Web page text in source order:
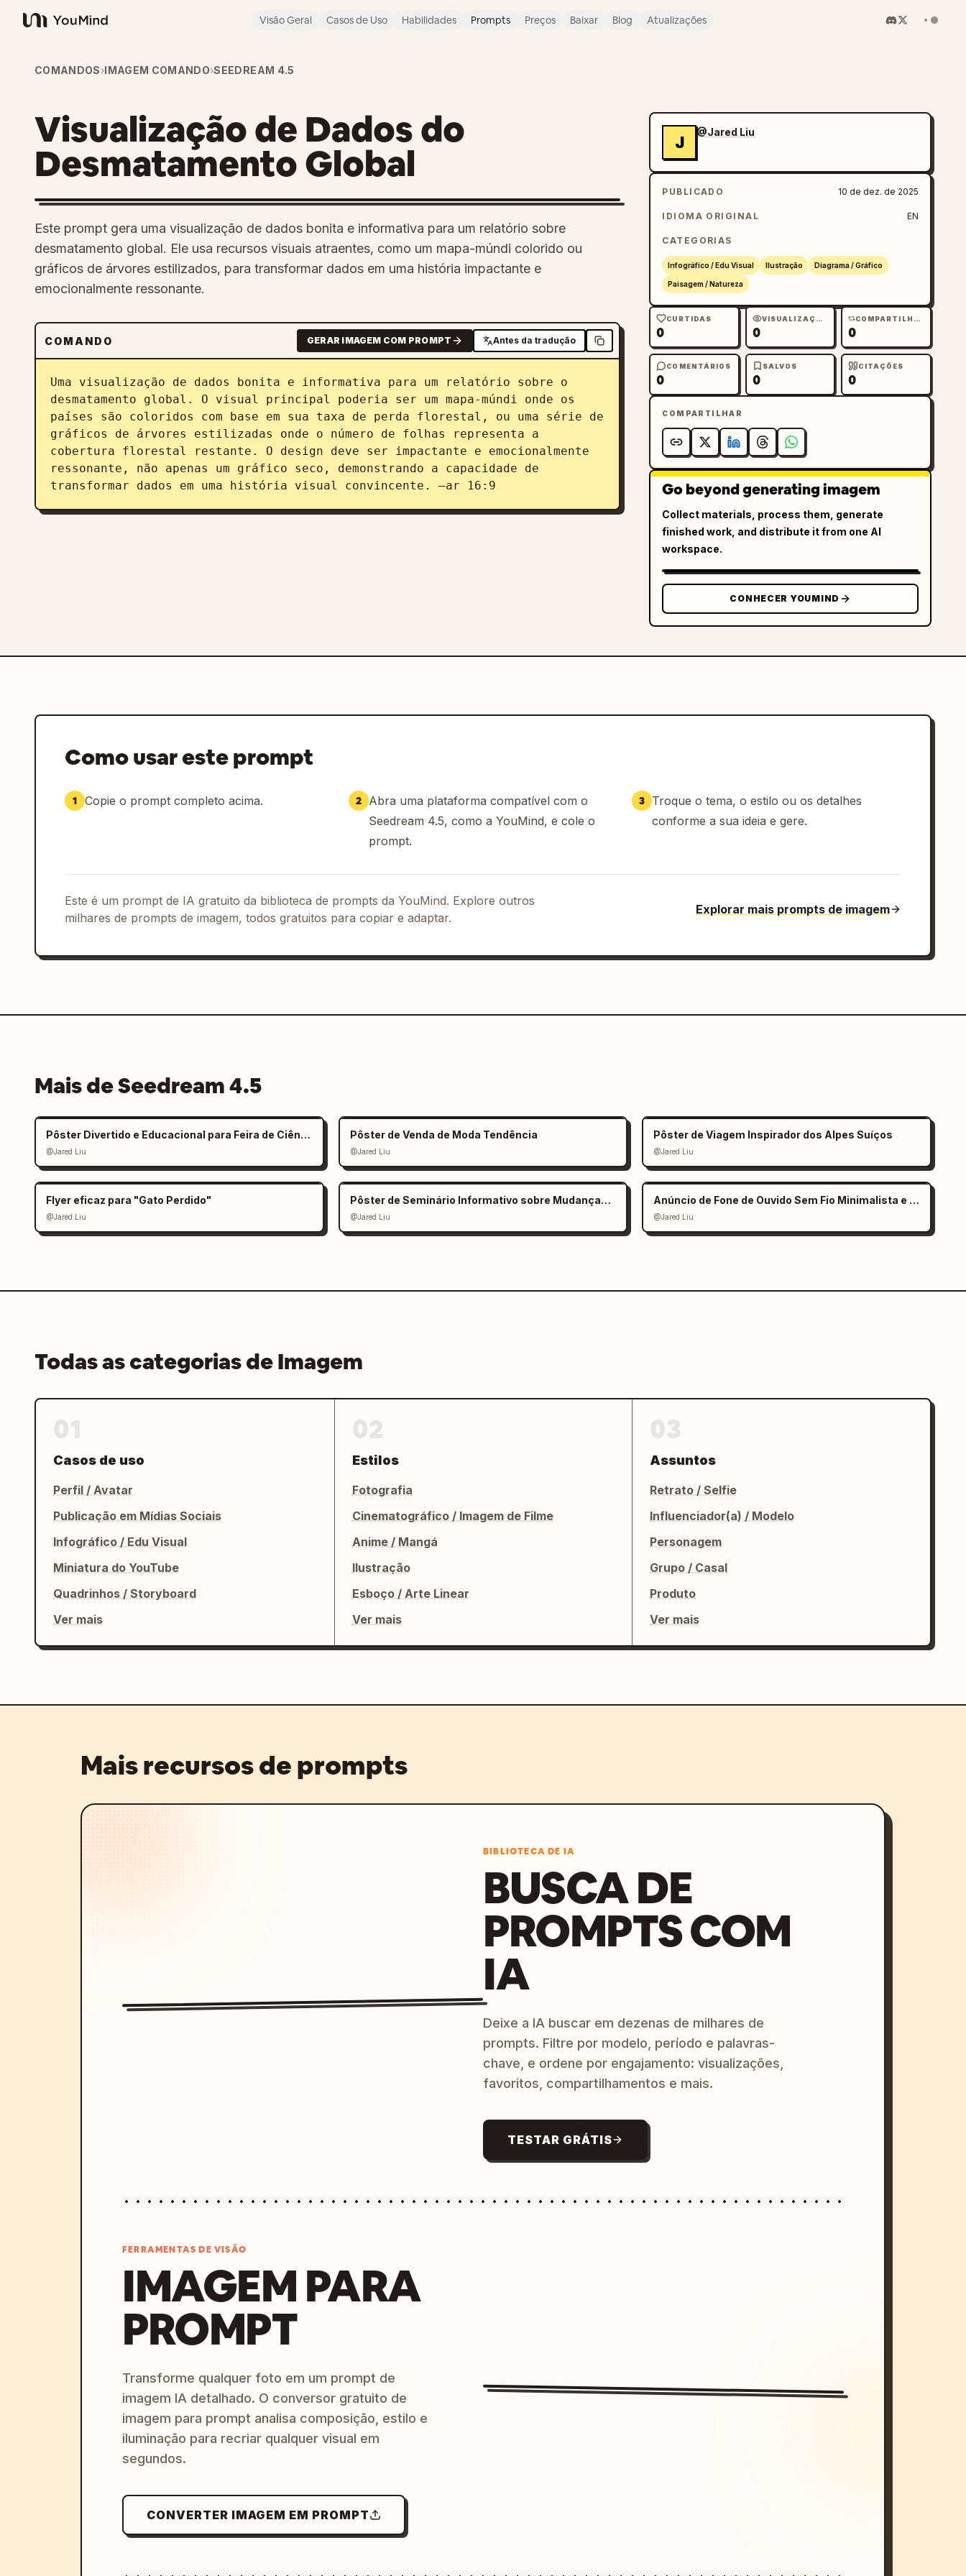
YouMind
Visão Geral Casos de Uso Habilidades Prompts Preços Baixar Blog Atualizações
COMANDOS›IMAGEM COMANDO›SEEDREAM 4.5
Visualização de Dados do
Desmatamento Global
Este prompt gera uma visualização de dados bonita e informativa para um relatório sobre
desmatamento global. Ele usa recursos visuais atraentes, como um mapa-múndi colorido ou
gráficos de árvores estilizados, para transformar dados em uma história impactante e
emocionalmente ressonante.
COMANDO GERAR IMAGEM COM PROMPT Antes da tradução
Uma visualização de dados bonita e informativa para um relatório sobre o
desmatamento global. O visual principal poderia ser um mapa-múndi onde os
países são coloridos com base em sua taxa de perda florestal, ou uma série de
gráficos de árvores estilizadas onde o número de folhas representa a
cobertura florestal restante. O design deve ser impactante e emocionalmente
ressonante, não apenas um gráfico seco, demonstrando a capacidade de
transformar dados em uma história visual convincente. –ar 16:9
J
@Jared Liu
PUBLICADO 10 de dez. de 2025
IDIOMA ORIGINAL EN
CATEGORIAS
Infográfico / Edu Visual Ilustração Diagrama / Gráfico
Paisagem / Natureza
CURTIDAS
0
VISUALIZAÇÕES
0
COMPARTILHAMENTOS
0
COMENTÁRIOS
0
SALVOS
0
CITAÇÕES
0
COMPARTILHAR
Go beyond generating imagem
Collect materials, process them, generate
finished work, and distribute it from one AI
workspace.
CONHECER YOUMIND
Como usar este prompt
1 Copie o prompt completo acima. 2 Abra uma plataforma compatível com o
Seedream 4.5, como a YouMind, e cole o
prompt.
3
Troque o tema, o estilo ou os detalhes
conforme a sua ideia e gere.
Este é um prompt de IA gratuito da biblioteca de prompts da YouMind. Explore outros
milhares de prompts de imagem, todos gratuitos para copiar e adaptar.
Explorar mais prompts de imagem
Mais de Seedream 4.5
Pôster Divertido e Educacional para Feira de Ciências Infantil
@Jared Liu
Pôster de Venda de Moda Tendência
@Jared Liu
Pôster de Viagem Inspirador dos Alpes Suíços
@Jared Liu
Flyer eficaz para "Gato Perdido"
@Jared Liu
Pôster de Seminário Informativo sobre Mudanças Climáticas
@Jared Liu
Anúncio de Fone de Ouvido Sem Fio Minimalista e Elegante
@Jared Liu
Todas as categorias de Imagem
Casos de uso
Perfil / Avatar
Publicação em Mídias Sociais
Infográfico / Edu Visual
Miniatura do YouTube
Quadrinhos / Storyboard
Ver mais
Estilos
Fotografia
Cinematográfico / Imagem de Filme
Anime / Mangá
Ilustração
Esboço / Arte Linear
Ver mais
Assuntos
Retrato / Selfie
Influenciador(a) / Modelo
Personagem
Grupo / Casal
Produto
Ver mais
Mais recursos de prompts
BIBLIOTECA DE IA
BUSCA DE
PROMPTS COM
IA
Deixe a IA buscar em dezenas de milhares de
prompts. Filtre por modelo, período e palavras-
chave, e ordene por engajamento: visualizações,
favoritos, compartilhamentos e mais.
TESTAR GRÁTIS
FERRAMENTAS DE VISÃO
IMAGEM PARA
PROMPT
Transforme qualquer foto em um prompt de
imagem IA detalhado. O conversor gratuito de
imagem para prompt analisa composição, estilo e
iluminação para recriar qualquer visual em
segundos.
CONVERTER IMAGEM EM PROMPT